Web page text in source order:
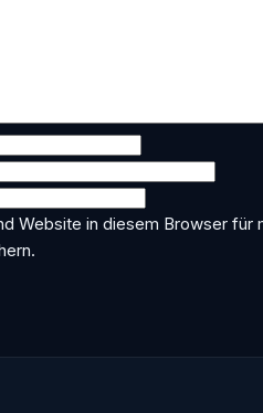
Website in diesem Browser für